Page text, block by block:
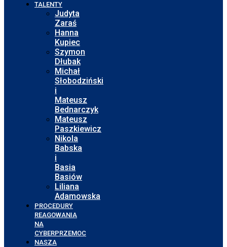
TALENTY
Judyta
Zaraś
Hanna
Kupiec
Szymon
Dłubak
Michał
Słobodziński
i
Mateusz
Bednarczyk
Mateusz
Paszkiewicz
Nikola
Babska
i
Basia
Basiów
Liliana
Adamowska
PROCEDURY
REAGOWANIA
NA
CYBERPRZEMOC
NASZA